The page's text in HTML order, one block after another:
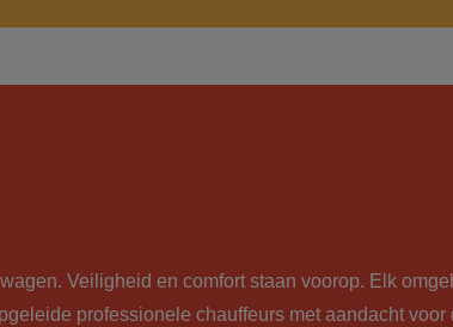
Veiligheid en comfort staan voorop. Elk
professionele chauffeurs met aandacht voor